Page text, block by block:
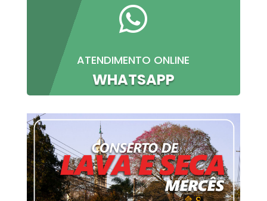

ATENDIMENTO ONLINE
WHATSAPP